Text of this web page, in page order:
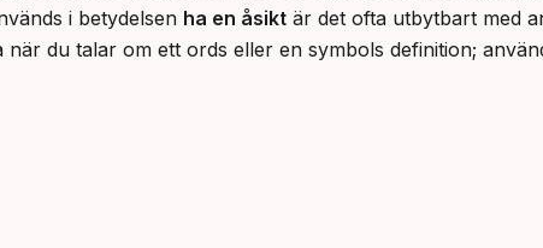
i betydelsen ha en åsikt är det ofta utbytbart med
du talar om ett ords eller en symbols definition;